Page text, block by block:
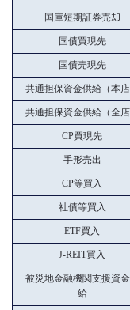
国庫短期証券売却
国債買現先
国債売現先
共通担保資金供給（本店
共通担保資金供給（全店
CP買現先
手形売出
CP等買入
社債等買入
ETF買入
J-REIT買入
被災地金融機関支援資
給